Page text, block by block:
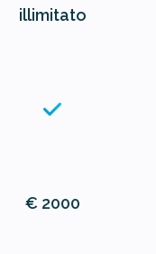
illimitato
€ 2000